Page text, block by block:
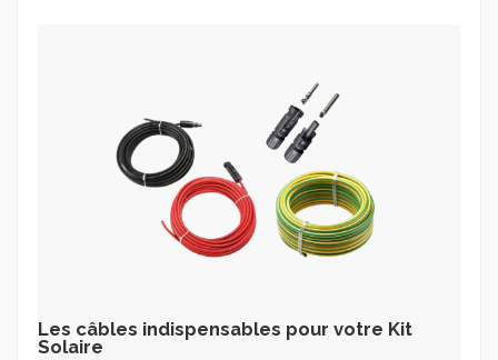
Les câbles indispensables pour votre Kit
Solaire